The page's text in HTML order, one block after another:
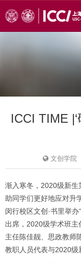
ICCI TIME
文创学院
渐入寒冬，2020级新
助同学们更好地应对升
闵行校区文创·书里举办
出席，2020级学术班
主任陈佳靓、思政教师
教职人员代表与2020级